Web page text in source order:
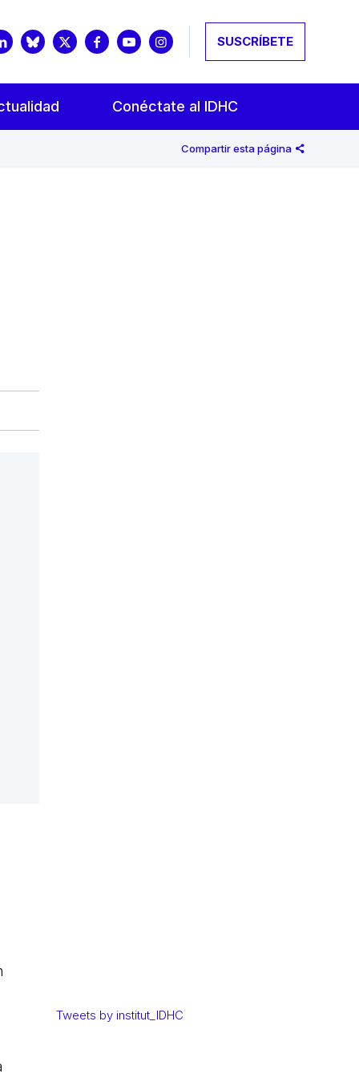
SUSCRÍBETE
Conéctate al IDHC
Compartir esta página
Tweets by institut_IDHC